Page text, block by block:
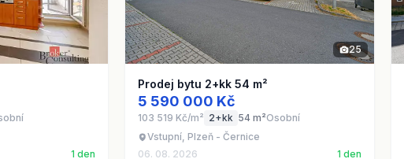
1 den
25
Prodej bytu 2+kk 54 m²
5 590 000 Kč
103 519 Kč/m² 2+kk 54 m²Osobní
Vstupní, Plzeň - Černice
06. 08. 2026
1 den